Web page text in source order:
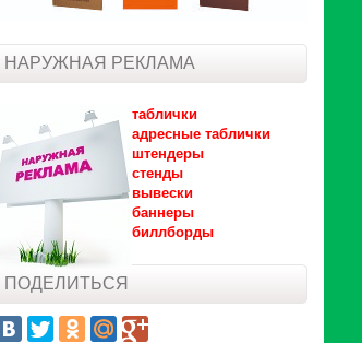
НАРУЖНАЯ РЕКЛАМА
таблички
адресные таблички
штендеры
стенды
вывески
баннеры
биллборды
ПОДЕЛИТЬСЯ